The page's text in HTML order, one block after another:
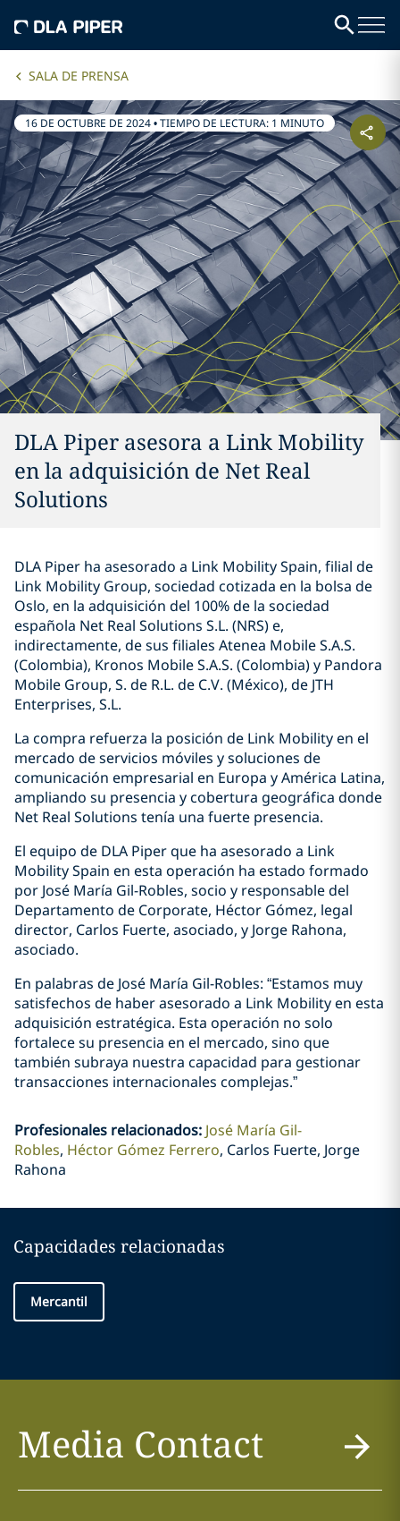
SALA DE PRENSA
16 DE OCTUBRE DE 2024•TIEMPO DE LECTURA: 1 MINUTO
DLA Piper asesora a Link Mobility
en la adquisición de Net Real
Solutions
DLA Piper ha asesorado a Link Mobility Spain, filial de
Link Mobility Group, sociedad cotizada en la bolsa de
Oslo, en la adquisición del 100% de la sociedad
española Net Real Solutions S.L. (NRS) e,
indirectamente, de sus filiales Atenea Mobile S.A.S.
(Colombia), Kronos Mobile S.A.S. (Colombia) y Pandora
Mobile Group, S. de R.L. de C.V. (México), de JTH
Enterprises, S.L.
La compra refuerza la posición de Link Mobility en el
mercado de servicios móviles y soluciones de
comunicación empresarial en Europa y América Latina,
ampliando su presencia y cobertura geográfica donde
Net Real Solutions tenía una fuerte presencia.
El equipo de DLA Piper que ha asesorado a Link
Mobility Spain en esta operación ha estado formado
por José María Gil-Robles, socio y responsable del
Departamento de Corporate, Héctor Gómez, legal
director, Carlos Fuerte, asociado, y Jorge Rahona,
asociado.
En palabras de José María Gil-Robles: “Estamos muy
satisfechos de haber asesorado a Link Mobility en esta
adquisición estratégica. Esta operación no solo
fortalece su presencia en el mercado, sino que
también subraya nuestra capacidad para gestionar
transacciones internacionales complejas.”
Profesionales relacionados: José María Gil-
Robles Héctor Gómez Ferrero Carlos Fuerte, Jorge
Rahona
Capacidades relacionadas
Mercantil
Media Contact